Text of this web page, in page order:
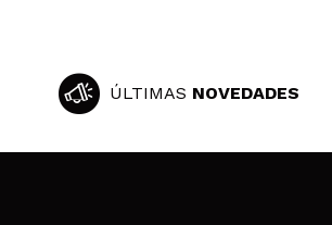
ÚLTIMAS NOVEDADES